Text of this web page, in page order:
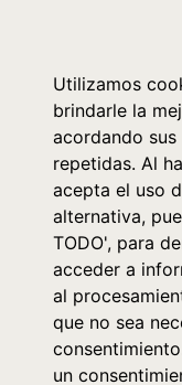
Utilizamos
brindarle la
acordando
repetidas. Al
acepta el uso
alternativa,
TODO', para
acceder a
al
que no sea
un